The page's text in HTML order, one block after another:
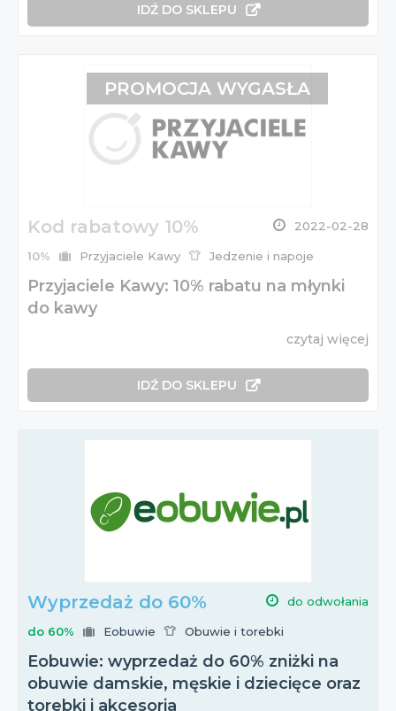
IDŹ DO SKLEPU
Kod rabatowy 10% 2022-02-28
10% Przyjaciele Kawy Jedzenie i napoje
Przyjaciele Kawy: 10% rabatu na młynki
do kawy
czytaj więcej
IDŹ DO SKLEPU
PROMOCJA WYGASŁA
Wyprzedaż do 60% do odwołania
do 60% Eobuwie Obuwie i torebki
Eobuwie: wyprzedaż do 60% zniżki na
obuwie damskie, męskie i dziecięce oraz
torebki i akcesoria